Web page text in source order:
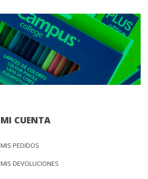
MI CUENTA
MIS PEDIDOS
MIS DEVOLUCIONES